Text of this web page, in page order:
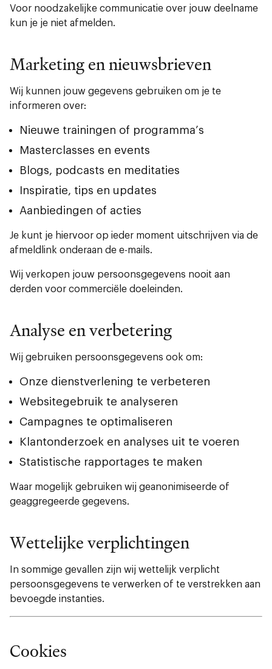
Voor noodzakelijke communicatie over jouw deelname
kun je je niet afmelden.
Marketing en nieuwsbrieven
Wij kunnen jouw gegevens gebruiken om je te
informeren over:
Nieuwe trainingen of programma’s
Masterclasses en events
Blogs, podcasts en meditaties
Inspiratie, tips en updates
Aanbiedingen of acties
Je kunt je hiervoor op ieder moment uitschrijven via de
afmeldlink onderaan de e-mails.
Wij verkopen jouw persoonsgegevens nooit aan
derden voor commerciële doeleinden.
Analyse en verbetering
Wij gebruiken persoonsgegevens ook om:
Onze dienstverlening te verbeteren
Websitegebruik te analyseren
Campagnes te optimaliseren
Klantonderzoek en analyses uit te voeren
Statistische rapportages te maken
Waar mogelijk gebruiken wij geanonimiseerde of
geaggregeerde gegevens.
Wettelijke verplichtingen
In sommige gevallen zijn wij wettelijk verplicht
persoonsgegevens te verwerken of te verstrekken aan
bevoegde instanties.
Cookies